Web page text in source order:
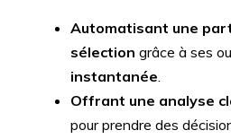
Automatisant une
sélection grâce à ses
instantanée.
Offrant une analyse
pour prendre des